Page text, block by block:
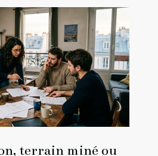
terrain miné ou